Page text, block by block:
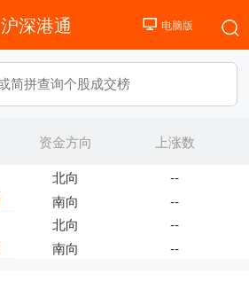
沪深港通
资金方向
上涨数
北向
--
南向
--
北向
--
南向
--